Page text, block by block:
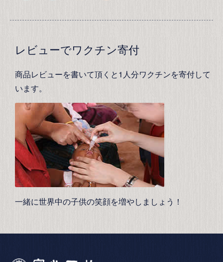
レビューでワクチン寄付
商品レビューを書いて頂くと1人分ワクチンを寄付して
います。
一緒に世界中の子供の笑顔を増やしましょう！